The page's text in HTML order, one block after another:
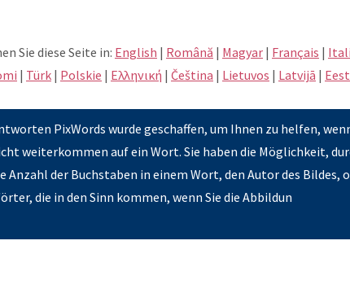
Sie diese Seite in: English | Română | Magyar | Français |
| Türk | Polskie | Eλληνική | Čeština | Lietuvos | Latvijā |
PixWords wurde geschaffen, um Ihnen zu helfen,
weiterkommen auf ein Wort. Sie haben die Möglichkeit,
Anzahl der Buchstaben in einem Wort, den Autor des Bildes,
die in den Sinn kommen, wenn Sie die Abbildun